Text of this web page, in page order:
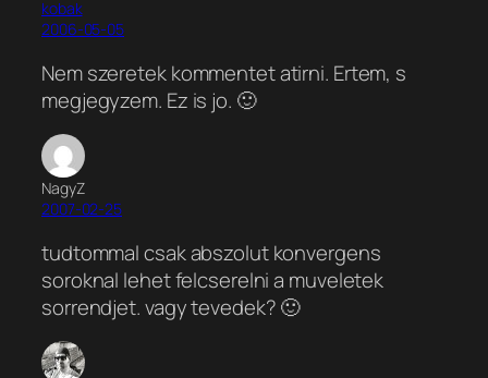
kobak
2006-05-05
Nem szeretek kommentet atirni. Ertem, s
megjegyzem. Ez is jo. 🙂
NagyZ
2007-02-25
tudtommal csak abszolut konvergens
soroknal lehet felcserelni a muveletek
sorrendjet. vagy tevedek? 🙂